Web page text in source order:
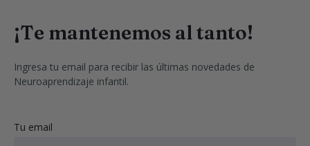
¡Te mantenemos al tanto!
Ingresa tu email para recibir las últimas novedades de
Neuroaprendizaje infantil.
Tu email